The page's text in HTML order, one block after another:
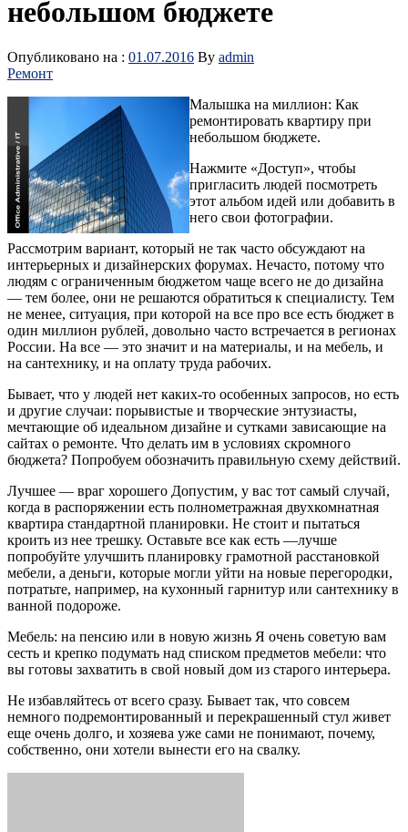
небольшом бюджете
Опубликовано на : 01.07.2016 By admin
Ремонт
Малышка на миллион: Как
ремонтировать квартиру при
небольшом бюджете.
Нажмите «Доступ», чтобы
пригласить людей посмотреть
этот альбом идей или добавить в
него свои фотографии.
Рассмотрим вариант, который не так часто обсуждают на
интерьерных и дизайнерских форумах. Нечасто, потому что
людям с ограниченным бюджетом чаще всего не до дизайна
— тем более, они не решаются обратиться к специалисту. Тем
не менее, ситуация, при которой на все про все есть бюджет в
один миллион рублей, довольно часто встречается в регионах
России. На все — это значит и на материалы, и на мебель, и
на сантехнику, и на оплату труда рабочих.
Бывает, что у людей нет каких-то особенных запросов, но есть
и другие случаи: порывистые и творческие энтузиасты,
мечтающие об идеальном дизайне и сутками зависающие на
сайтах о ремонте. Что делать им в условиях скромного
бюджета? Попробуем обозначить правильную схему действий.
Лучшее — враг хорошего Допустим, у вас тот самый случай,
когда в распоряжении есть полнометражная двухкомнатная
квартира стандартной планировки. Не стоит и пытаться
кроить из нее трешку. Оставьте все как есть —лучше
попробуйте улучшить планировку грамотной расстановкой
мебели, а деньги, которые могли уйти на новые перегородки,
потратьте, например, на кухонный гарнитур или сантехнику в
ванной подороже.
Мебель: на пенсию или в новую жизнь Я очень советую вам
сесть и крепко подумать над списком предметов мебели: что
вы готовы захватить в свой новый дом из старого интерьера.
Не избавляйтесь от всего сразу. Бывает так, что совсем
немного подремонтированный и перекрашенный стул живет
еще очень долго, и хозяева уже сами не понимают, почему,
собственно, они хотели вынести его на свалку.